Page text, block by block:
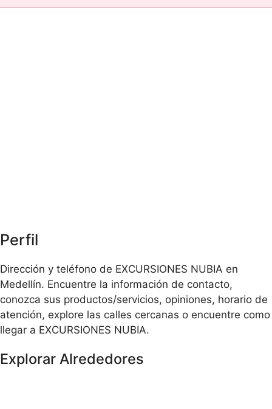
Perfil
Dirección y teléfono de EXCURSIONES NUBIA en
Medellín. Encuentre la información de contacto,
conozca sus productos/servicios, opiniones, horario de
atención, explore las calles cercanas o encuentre como
llegar a EXCURSIONES NUBIA.
Explorar Alrededores